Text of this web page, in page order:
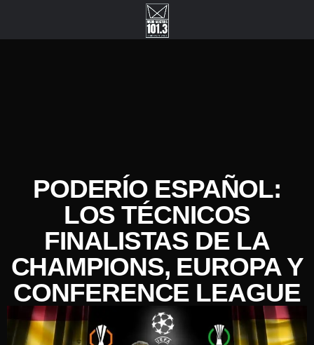
PODERÍO ESPAÑOL:
LOS TÉCNICOS
FINALISTAS DE LA
CHAMPIONS, EUROPA Y
CONFERENCE LEAGUE